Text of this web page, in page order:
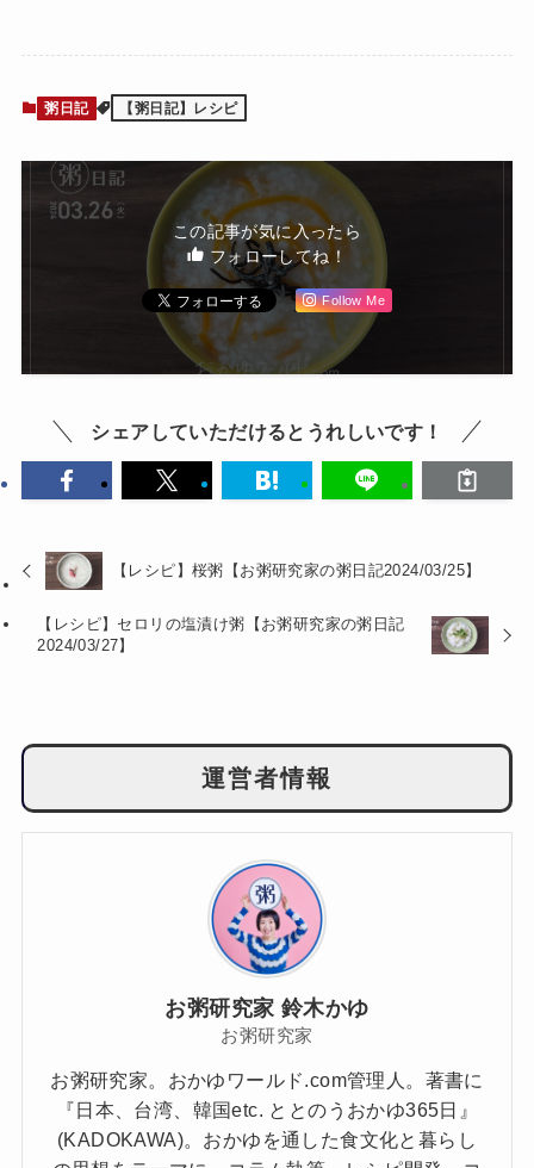
粥日記 【粥日記】レシピ
この記事が気に入ったら
フォローしてね！
Follow Me
シェアしていただけるとうれしいです！
【レシピ】桜粥【お粥研究家の粥日記2024/03/25】
【レシピ】セロリの塩漬け粥【お粥研究家の粥日記
2024/03/27】
運営者情報
お粥研究家 鈴木かゆ
お粥研究家
お粥研究家。おかゆワールド.com管理人。著書に
『日本、台湾、韓国etc. ととのうおかゆ365日』
(KADOKAWA)。おかゆを通した食文化と暮らし